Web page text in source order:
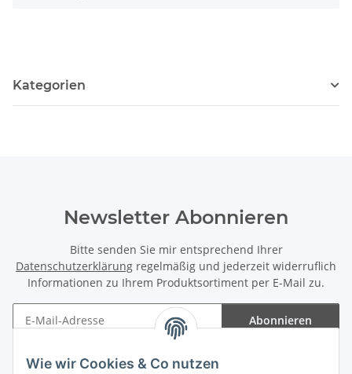
Wie wir Cookies & Co nutzen
Kategorien
Newsletter Abonnieren
Bitte senden Sie mir entsprechend Ihrer
Datenschutzerklärung regelmäßig und jederzeit widerruflich
Informationen zu Ihrem Produktsortiment per E-Mail zu.
Abonnieren